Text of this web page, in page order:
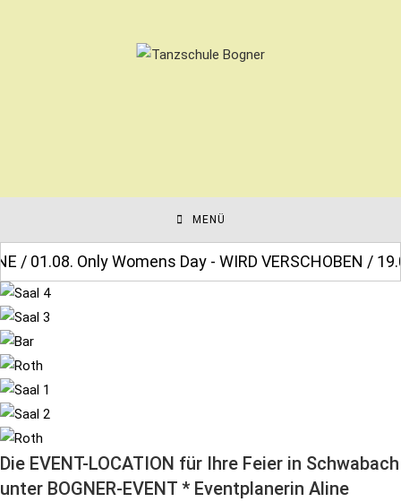
MENÜ
Only Womens Day - WIRD VERSCHOBEN /
Die EVENT-LOCATION für Ihre Feier in Schwabach
unter BOGNER-EVENT * Eventplanerin Aline